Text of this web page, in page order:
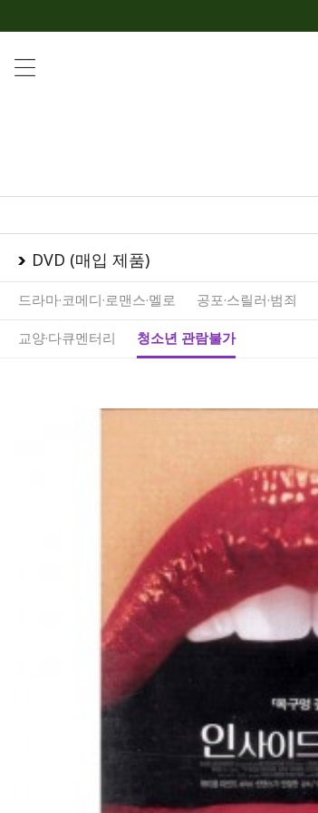
DVD (매입 제품)
드라마·코메디·로맨스·멜로 공포·스릴러·범죄
교양·다큐멘터리 청소년 관람불가